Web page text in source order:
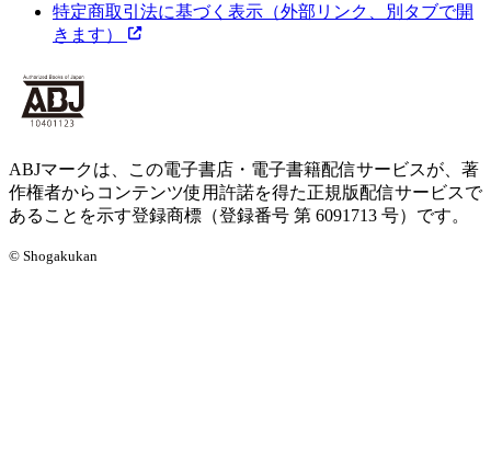
特定商取引法に基づく表示 （外部リンク、別タブで開
きます）
ABJマークは、この電子書店・電子書籍配信サービスが、著
作権者からコンテンツ使用許諾を得た正規版配信サービスで
あることを示す登録商標（登録番号 第 6091713 号）です。
© Shogakukan